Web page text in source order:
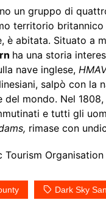
un gruppo di
territorio britannico
è abitata. Situato a
ha una storia
nave inglese,
salpò con la
del mondo. Nel
e tutti gli
rimase con
Tourism Organisation
Dark Sky